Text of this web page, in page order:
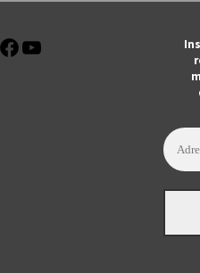
Instagram
Facebook